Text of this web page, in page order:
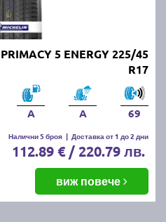
5 ENERGY 225/45
R17
A A 69
Налични 5 броя | Доставка от 1 до 2 дни
112.89 € / 220.79 лв.
виж повече